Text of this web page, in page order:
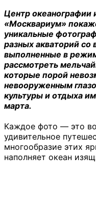
Центр океанографии
«Москвариум»
уникальные
разных акваторий со
выполненные в
рассмотреть
которые порой
невооруженным
культуры и отдыха
марта.
Каждое фото — это
удивительное
многообразие этих
наполняет океан